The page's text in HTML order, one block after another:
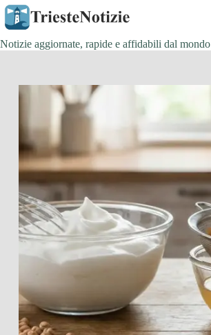
Salta
contenuto
Notizie aggiornate, rapide e affidabili dal mondo